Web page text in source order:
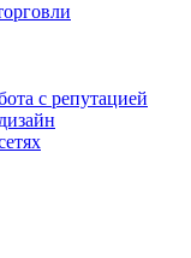
с репутацией